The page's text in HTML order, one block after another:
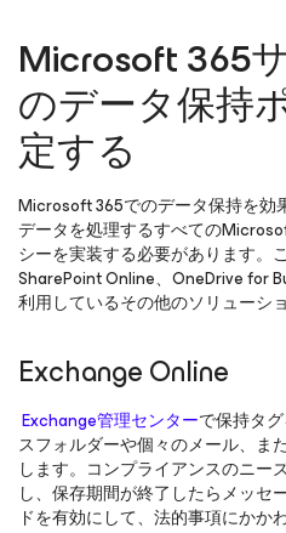
Microsoft 365
のデータ保持
定する
Microsoft 365でのデータ保持を効
データを処理するすべての
シーを実装する必要があります。
SharePoint Online、OneDrive for
利用しているその他のソリューシ
Exchange Online
Exchange管理センターで保持タ
スフォルダーや個々のメール、ま
します。コンプライアンスのニー
し、保存期間が終了したらメッセ
ドを有効にして、法的事項にかか